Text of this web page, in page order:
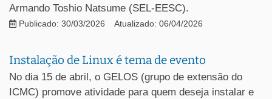
Armando Toshio Natsume (SEL-EESC).
Publicado: 30/03/2026 Atualizado: 06/04/2026
Instalação de Linux é tema de evento
No dia 15 de abril, o GELOS (grupo de extensão do
ICMC) promove atividade para quem deseja instalar e